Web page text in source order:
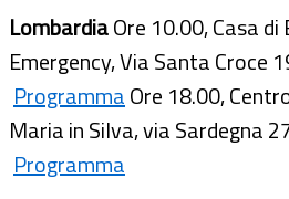
LombardiaOre 10.00, Casa di
Emergency, Via Santa Croce
ProgrammaOre 18.00,
Maria in Silva, via Sardegna
Programma